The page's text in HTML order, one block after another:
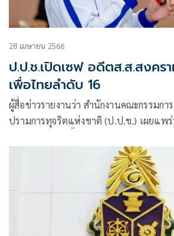
28 เมษายน 2566
ป.ป.ช.เปิดเซฟ อดีตส.ส.สงคร
เพื่อไทยลำดับ 16
ผู้สื่อข่าวรายงานว่า สำนักงานคณะกรรมก
ปรามการทุจริตแห่งชาติ (ป.ป.ช.) เผยแพ